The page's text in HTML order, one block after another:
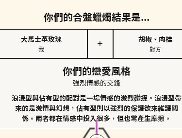
你們的合盤蠟燭結果是...
大馬士革玫瑰
我
＋
胡椒、肉桂
對方
你們的戀愛風格
強烈情感的交鋒
浪漫型與佔有型的配對是一場情感的激烈碰撞。浪漫型帶
來的是激情與幻想，佔有型則以強烈的保護欲來維護關
係。兩者都在情感中投入很多，但也常產生摩擦。